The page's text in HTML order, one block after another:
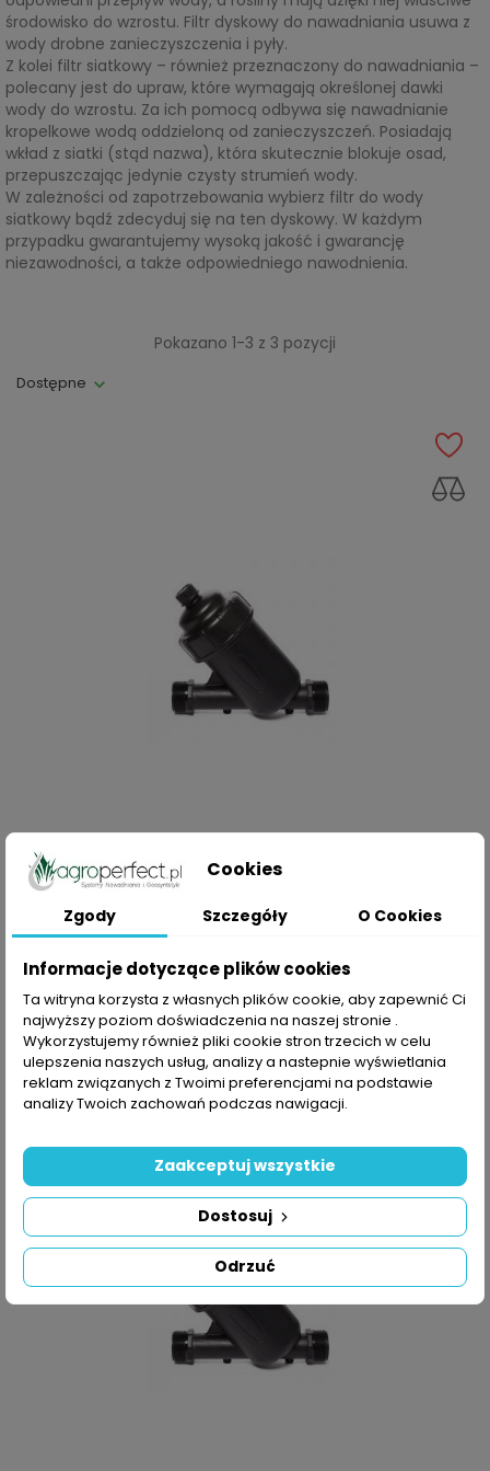
środowisko do wzrostu. Filtr dyskowy do nawadniania usuwa z
wody drobne zanieczyszczenia i pyły.
Z kolei filtr siatkowy – również przeznaczony do nawadniania –
polecany jest do upraw, które wymagają określonej dawki
wody do wzrostu. Za ich pomocą odbywa się nawadnianie
kropelkowe wodą oddzieloną od zanieczyszczeń. Posiadają
wkład z siatki (stąd nazwa), która skutecznie blokuje osad,
przepuszczając jedynie czysty strumień wody.
W zależności od zapotrzebowania wybierz filtr do wody
siatkowy bądź zdecyduj się na ten dyskowy. W każdym
przypadku gwarantujemy wysoką jakość i gwarancję
niezawodności, a także odpowiedniego nawodnienia.
Dostępne
Pokazano 1-3 z 3 pozycji
SZYBKI PODGLĄD
Filtr Dyskowy 1M GZ
Cena
DODAJ DO KOSZYKA
ZOBACZ PRODUKT
Cookies
Zgody Szczegóły O Cookies
Informacje dotyczące plików cookies
Ta witryna korzysta z własnych plików cookie, aby zapewnić Ci
najwyższy poziom doświadczenia na naszej stronie .
Wykorzystujemy również pliki cookie stron trzecich w celu
ulepszenia naszych usług, analizy a nastepnie wyświetlania
reklam związanych z Twoimi preferencjami na podstawie
analizy Twoich zachowań podczas nawigacji.
Odrzuć
Dostosuj
Zaakceptuj wszystkie